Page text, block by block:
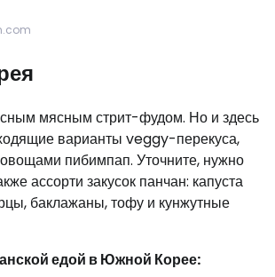
мясным стрит-фудом. Но и здесь
варианты veggy-перекуса,
пибимпап. Уточните, нужно
ассорти закусок панчан: капуста
баклажаны, тофу и кунжутные
едой в Южной Корее: